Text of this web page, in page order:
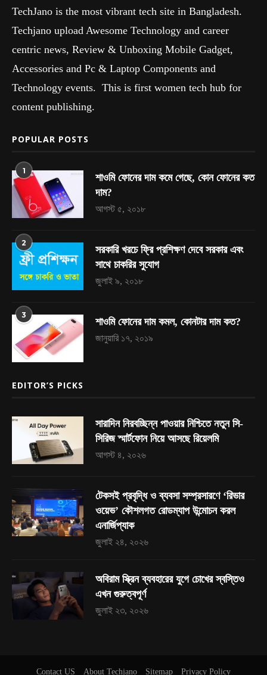
TechJano is the most vibrant tech site in Bangladesh.
Techjano upload Awesome Technology and career
centric news, Review & Unboxing Mobile Gadget,
Accessories and Pc & Laptop Components and
Technology events. This is first women tech hub for
content publishing.
POPULAR POSTS
1
শাওমি ফোনের দাম কমে গেছে, কোন ফোনের কত
দাম?
আগস্ট ৫, ২০১৮
2
সরকারি খরচে ফ্রি প্রশিক্ষণ দেবে সরকার এবং
সাথে চাকরির সুযোগ
জুলাই ৯, ২০১৮
3
শাওমি ফোনের দাম কমল, কোনটার দাম কত?
জানুয়ারি ১৭, ২০১৯
EDITOR’S PICKS
সারাদিন নিরবচ্ছিন্ন পাওয়ার নিশ্চিতে নতুন সি-
সিরিজ স্মার্টফোন নিয়ে আসছে রিয়েলমি
আগস্ট ৪, ২০২৬
টেকসই প্রবৃদ্ধি ও ব্যবসা সম্প্রসারণে ‘রিভার
ওয়েভ’ কৌশলগত রোডম্যাপ উন্মোচন করল
এনার্জিপ্যাক
জুলাই ২৪, ২০২৬
অবিরাম স্ক্রিন ব্যবহারের যুগে চোখের স্বস্তিও
এখন গুরুত্বপূর্ণ
জুলাই ২৩, ২০২৬
Contact US About Techjano Sitemap Privacy Policy